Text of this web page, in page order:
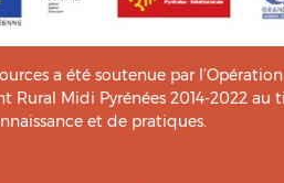
a été soutenue par l’Opération
Rural Midi Pyrénées 2014-2022 au
et de pratiques.